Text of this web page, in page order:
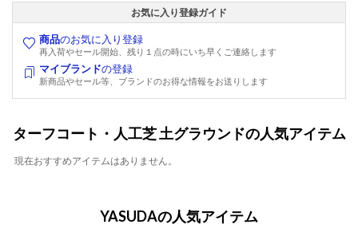
お気に入り登録ガイド
商品のお気に入り登録
再入荷やセール開始、残り１点の時にいち早くご連絡します
マイブランドの登録
新商品やセール等、ブランドのお得な情報をお送りします
ターフコート・人工芝 土グラウンドの人気アイテム
現在おすすめアイテムはありません。
YASUDAの人気アイテム